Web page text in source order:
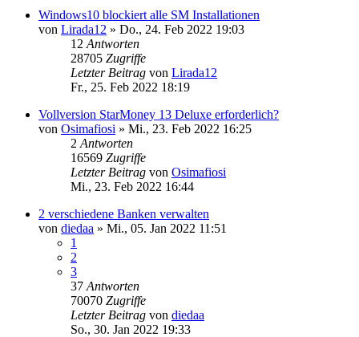
Windows10 blockiert alle SM Installationen
von Lirada12 » Do., 24. Feb 2022 19:03
12 Antworten
28705 Zugriffe
Letzter Beitrag von Lirada12
Fr., 25. Feb 2022 18:19
Vollversion StarMoney 13 Deluxe erforderlich?
von Osimafiosi » Mi., 23. Feb 2022 16:25
2 Antworten
16569 Zugriffe
Letzter Beitrag von Osimafiosi
Mi., 23. Feb 2022 16:44
2 verschiedene Banken verwalten
von diedaa » Mi., 05. Jan 2022 11:51
1
2
3
37 Antworten
70070 Zugriffe
Letzter Beitrag von diedaa
So., 30. Jan 2022 19:33